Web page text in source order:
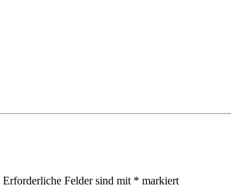
Erforderliche Felder sind mit * markiert